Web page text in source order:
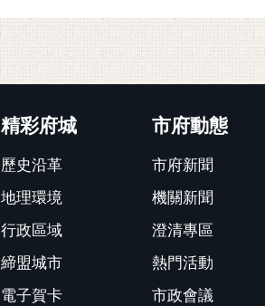
精彩府城
歷史沿革
地理環境
行政區域
締盟城市
電子賀卡
市府動態
市府新聞
機關新聞
澄清專區
熱門活動
市政會議